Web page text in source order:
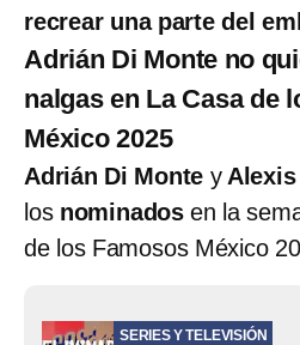
recrear una parte del
Adrián Di Monte no
nalgas en La Casa de
México 2025
Adrián Di Monte yAlexis
los nominados en la
de los Famosos México
SERIES Y TELEVISIÓN